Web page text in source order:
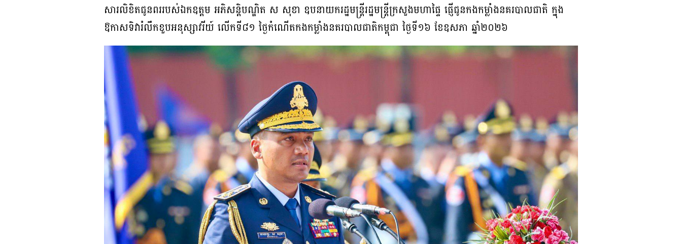
សារលិខិតជូនពររបស់ឯកឧត្តម អភិសន្តិបណ្ឌិត ស សុខា ឧបនាយករដ្ឋមន្ត្រី​រដ្ឋមន្រ្តីក្រសួងមហាផ្ទៃ ផ្ញើជូនកងកម្លាំងនគរបាលជាតិ ក្នុង
ឱកាសទិវារំលឹក​ខួបអនុស្សាវរីយ៍ លើកទី៨១ ថ្ងៃកំណើតកងកម្លាំងនគរបាលជាតិកម្ពុជា ថ្ងៃទី១៦ ខែឧសភា ឆ្នាំ២០២៦